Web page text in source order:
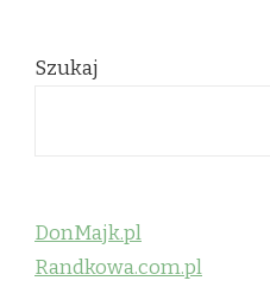
Szukaj
DonMajk.pl
Randkowa.com.pl